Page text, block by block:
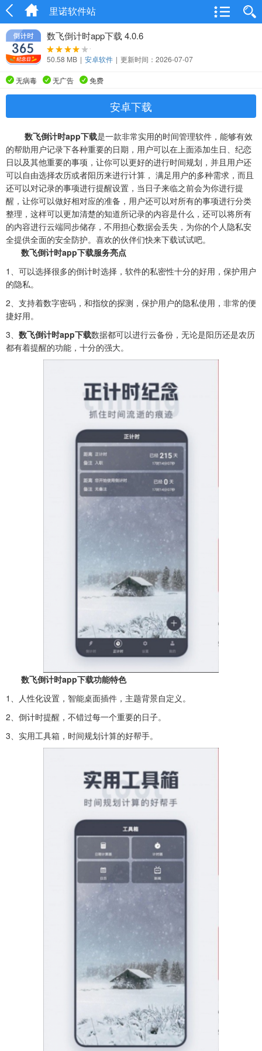
里诺软件站
数飞倒计时app下载 4.0.6
50.58 MB | 安卓软件 | 更新时间：2026-07-07
无病毒 无广告 免费
安卓下载
数飞倒计时app下载是一款非常实用的时间管理软件，能够有效
的帮助用户记录下各种重要的日期，用户可以在上面添加生日、纪恋
日以及其他重要的事项，让你可以更好的进行时间规划，并且用户还
可以自由选择农历或者阳历来进行计算， 满足用户的多种需求，而且
还可以对记录的事项进行提醒设置，当日子来临之前会为你进行提
醒，让你可以做好相对应的准备，用户还可以对所有的事项进行分类
整理，这样可以更加清楚的知道所记录的内容是什么，还可以将所有
的内容进行云端同步储存，不用担心数据会丢失，为你的个人隐私安
全提供全面的安全防护。喜欢的伙伴们快来下载试试吧。
数飞倒计时app下载服务亮点
1、可以选择很多的倒计时选择，软件的私密性十分的好用，保护用户
的隐私。
2、支持着数字密码，和指纹的探测，保护用户的隐私使用，非常的便
捷好用。
3、 数飞倒计时app下载数据都可以进行云备份，无论是阳历还是农历
都有着提醒的功能，十分的强大。
数飞倒计时app下载功能特色
1、人性化设置，智能桌面插件，主题背景自定义。
2、倒计时提醒，不错过每一个重要的日子。
3、实用工具箱，时间规划计算的好帮手。